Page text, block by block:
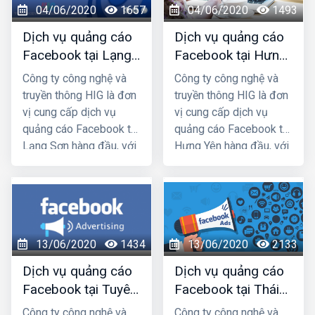
chắc chắn sẽ giúp quý
khách phát triển kinh
doanh nhanh chóng.
chắc chắn sẽ giúp quý
khách phát triển kinh
doanh nhanh chóng.
04/06/2020 1657
Dịch vụ quảng cáo
Facebook tại Lạng
Sơn giá rẻ, uy tín
Công ty công nghệ và
truyền thông HIG là đơn
vị cung cấp dịch vụ
quảng cáo Facebook tại
Lạng Sơn hàng đầu, với
hàng trăm khách hàng
lớn nhỏ ở Hà Nội và các
tỉnh Miền Bắc, chúng tôi
chắc chắn sẽ giúp quý
khách phát triển kinh
doanh nhanh chóng.
04/06/2020 1493
Dịch vụ quảng cáo
Facebook tại Hưng
Yên giá rẻ, uy tín
Công ty công nghệ và
truyền thông HIG là đơn
vị cung cấp dịch vụ
quảng cáo Facebook tại
Hưng Yên hàng đầu, với
chạy quảng cáo cho
hàng trăm khách hàng
lớn nhỏ ở Hà Nội và các
tỉnh Miền Bắc, chúng tôi
chắc chắn sẽ giúp quý
khách phát triển kinh
doanh nhanh chóng.
13/06/2020 1434
Dịch vụ quảng cáo
Facebook tại Tuyên
Quang giá rẻ, uy tín
13/06/2020 2133
Dịch vụ quảng cáo
Facebook tại Thái
Nguyên giá rẻ, uy